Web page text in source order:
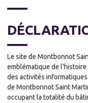
Le site de Montbonnot
emblématique de
des activités
de Montbonnot Saint
occupant la totalité du